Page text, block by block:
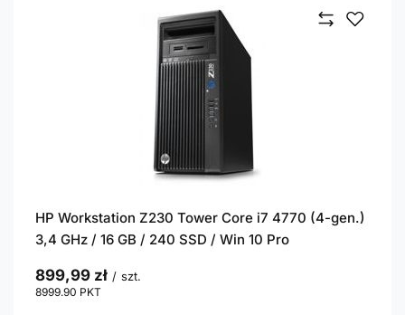
HP Workstation Z230 Tower Core i7 4770 (4-gen.)
3,4 GHz / 16 GB / 240 SSD / Win 10 Pro
899,99 zł / szt.
8999.90 PKT